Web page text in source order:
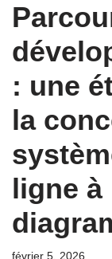
: une
la
ligne à
février 5, 2026